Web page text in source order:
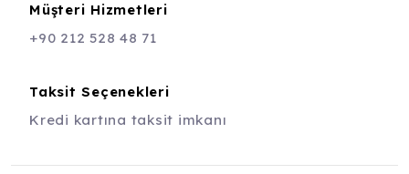
Müşteri Hizmetleri
+90 212 528 48 71
Taksit Seçenekleri
Kredi kartına taksit imkanı